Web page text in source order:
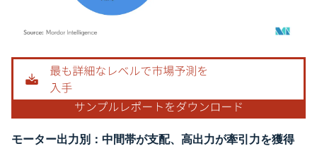
画像 © Mordor Intelligence。再利用にはCC BY 4.0の表示が必要です。
モーター出力別：中間帯が支配、高出力が牽引力を獲得